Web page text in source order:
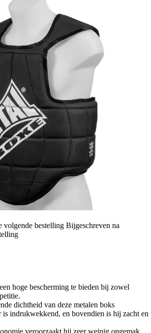
volgende bestelling Bijgeschreven na
hoge bescherming te bieden bij zowel
dichtheid van deze metalen boks
is indrukwekkend, en bovendien is hij zacht en